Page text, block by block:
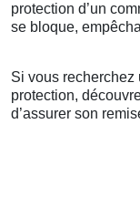
protection d’un
se bloque,
Si vous
protection,
d’assurer son